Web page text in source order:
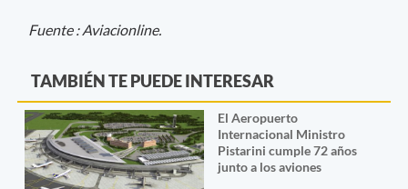
Fuente : Aviacionline.
TAMBIÉN TE PUEDE INTERESAR
El Aeropuerto
Internacional Ministro
Pistarini cumple 72 años
junto a los aviones